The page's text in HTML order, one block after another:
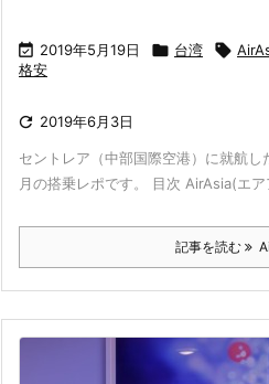
 2019年5月19日  台湾 
格安
 2019年6月3日
セントレア（中部国際空港）に就航
月の搭乗レポです。 目次 AirAsia(エア
記事を読む